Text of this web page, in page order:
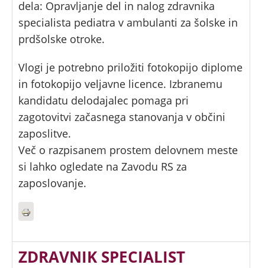
dela: Opravljanje del in nalog zdravnika
specialista pediatra v ambulanti za šolske in
prdšolske otroke.
Vlogi je potrebno priložiti fotokopijo diplome
in fotokopijo veljavne licence. Izbranemu
kandidatu delodajalec pomaga pri
zagotovitvi začasnega stanovanja v občini
zaposlitve.
Več o razpisanem prostem delovnem meste
si lahko ogledate na Zavodu RS za
zaposlovanje.
ZDRAVNIK SPECIALIST